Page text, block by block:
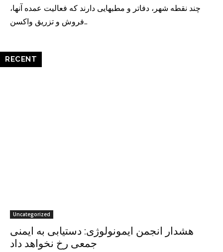
چند نقطه شهر، دفاتر و مطبهایی دارند که فعالیت عمده آنها،
فروش و تزریق واکسن…
RECENT
Uncategorized
هشدار انجمن ایمونولوژی: دستیابی به ایمنی
جمعی رخ نخواهد داد